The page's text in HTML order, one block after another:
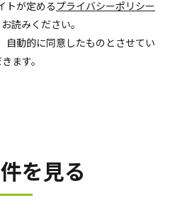
トが定めるプライバシーポリシー
読みください。
自動的に同意したものとさせてい
ます。
を見る